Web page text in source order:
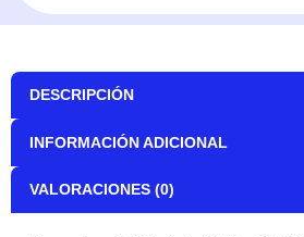
DESCRIPCIÓN
INFORMACIÓN ADICIONAL
VALORACIONES (0)